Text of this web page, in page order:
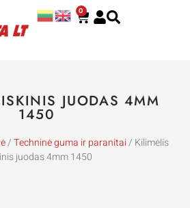
0
JUODAS 4MM
1450
/Techninė guma ir paranitai/ Kilimėlis
juodas 4mm 1450